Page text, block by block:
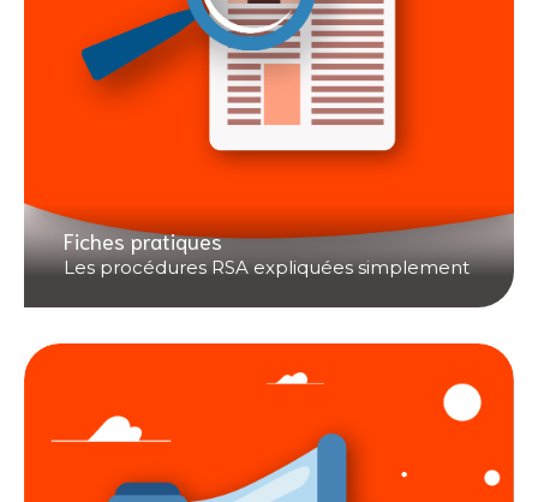
Fiches pratiques
Les procédures RSA expliquées simplement